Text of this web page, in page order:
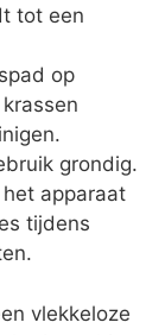
tot een
op
grondig.
apparaat
tijdens
vlekkeloze